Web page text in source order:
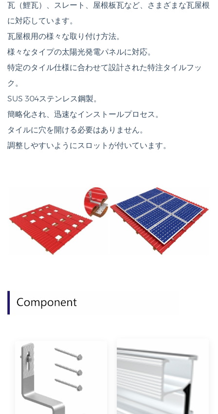
瓦（鯉瓦）、スレート、屋根板瓦など、さまざまな瓦屋根
に対応しています。
瓦屋根用の様々な取り付け方法。
様々なタイプの太陽光発電パネルに対応。
特定のタイル仕様に合わせて設計された特注タイルフッ
ク。
SUS 304ステンレス鋼製。
簡略化され、迅速なインストールプロセス。
タイルに穴を開ける必要はありません。
調整しやすいようにスロットが付いています。